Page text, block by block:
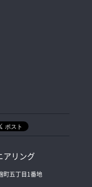
アリング
町五丁目1番地